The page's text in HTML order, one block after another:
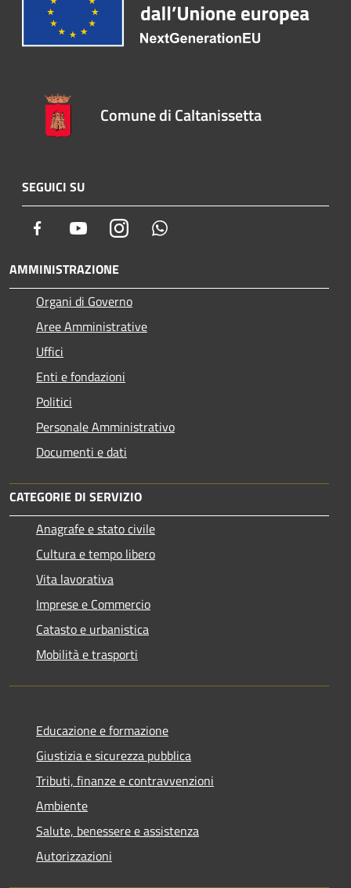
Comune di Caltanissetta
SEGUICI SU
Facebook YoutubeInstagram
AMMINISTRAZIONE
Organi di Governo
Aree Amministrative
Uffici
Enti e fondazioni
Politici
Personale Amministrativo
Documenti e dati
CATEGORIE DI SERVIZIO
Anagrafe e stato civile
Cultura e tempo libero
Vita lavorativa
Imprese e Commercio
Catasto e urbanistica
Mobilità e trasporti
Educazione e formazione
Giustizia e sicurezza pubblica
Tributi, finanze e contravvenzioni
Ambiente
Salute, benessere e assistenza
Autorizzazioni